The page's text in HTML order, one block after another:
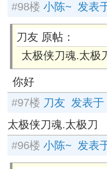
#98楼 小陈~ 发表
刀友 原帖：
太极侠刀魂.太极
你好
#97楼 刀友 发表于
太极侠刀魂.太极刀
#96楼 小陈~ 发表